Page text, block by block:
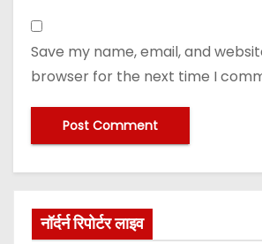
Save my name, email, and
browser for the next time I
नॉर्दर्न रिपोर्टर लाइव